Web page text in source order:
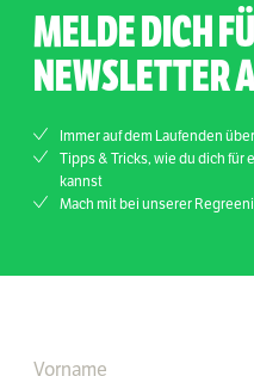
MELDE DICH
NEWSLETTER
Immer auf dem Laufenden
Tipps & Tricks, wie du dich
kannst
Mach mit bei unserer